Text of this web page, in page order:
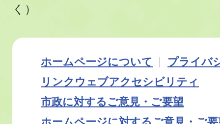
く）
ホームページについて
プライバ
リンク ウェブアクセシビリティ
市政に対するご意見・ご要望